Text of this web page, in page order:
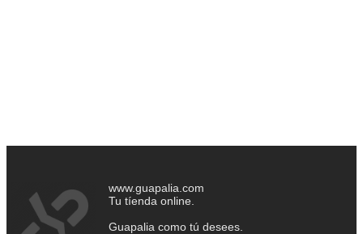
www.guapalia.com
Tu tíenda online.
Guapalia como tú desees.